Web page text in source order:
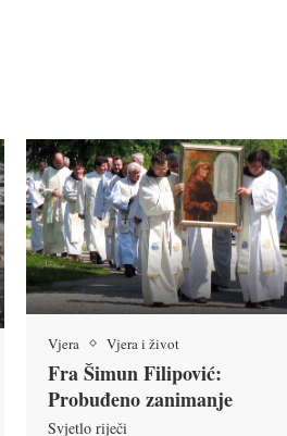
Vjera Vjera i život
Fra Šimun Filipović:
Probuđeno zanimanje
Svjetlo riječi